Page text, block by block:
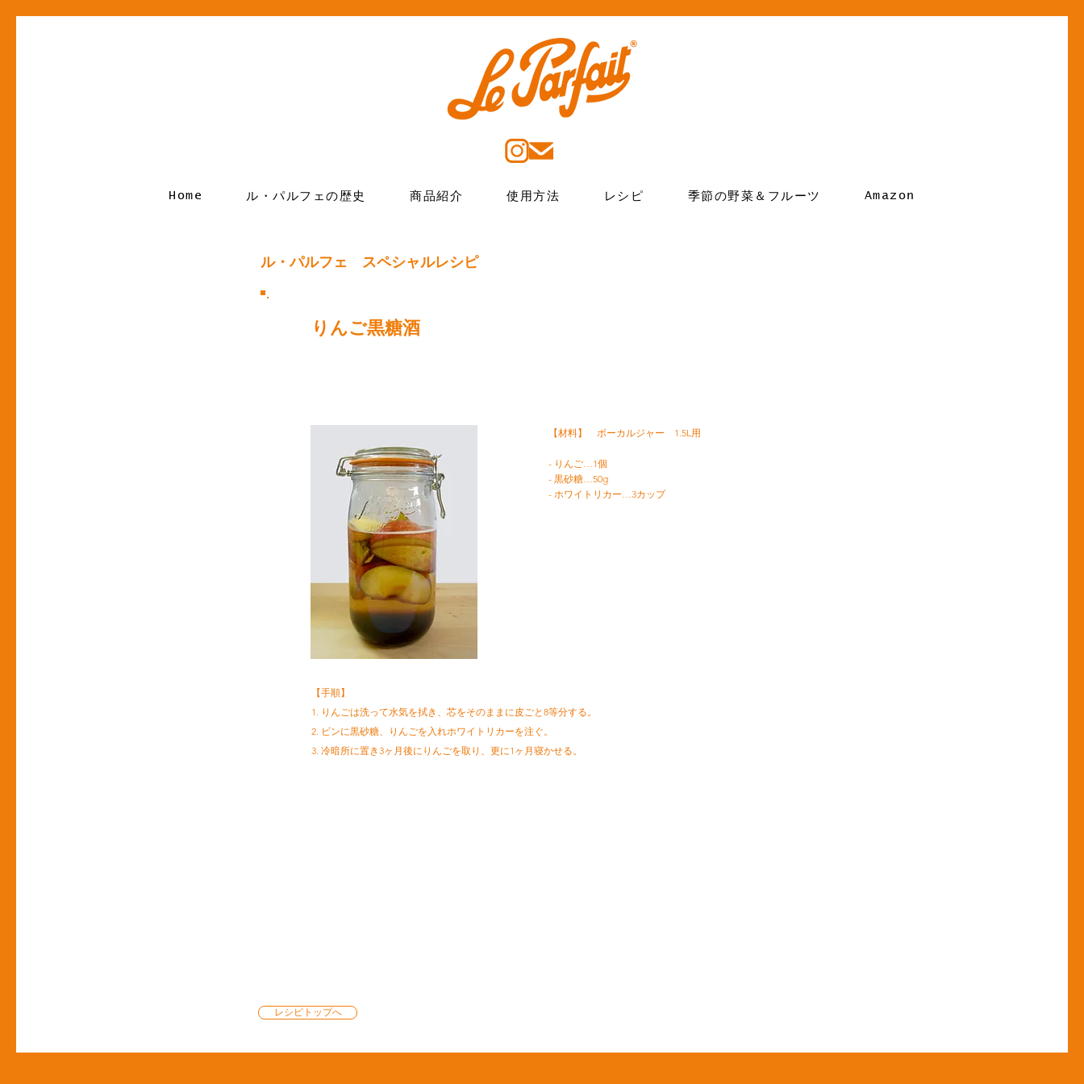
Home ル・パルフェの歴史 商品紹介 使用方法 レシピ 季節の野菜＆フルーツ Amazon
ル・パルフェ スペシャルレシピ
りんご黒糖酒
【材料】 ボーカルジャー 1.5L用
- りんご…1個
- 黒砂糖…50g
- ホワイトリカー…3カップ
【手順】
1. りんごは洗って水気を拭き、芯をそのままに皮ごと8等分する。
2. ビンに黒砂糖、りんごを入れホワイトリカーを注ぐ。
3. 冷暗所に置き3ヶ月後にりんごを取り、更に1ヶ月寝かせる。
レシピトップへ